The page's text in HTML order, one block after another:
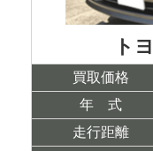
ト
買取価格
年 式
走行距離